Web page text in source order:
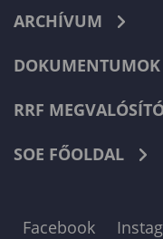
ARCHÍVUM
DOKUMENTUMOK
RRF
SOE FŐOLDAL
Facebook